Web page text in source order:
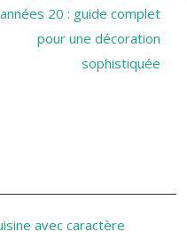
années 20 : guide complet
pour une décoration
sophistiquée
avec caractère